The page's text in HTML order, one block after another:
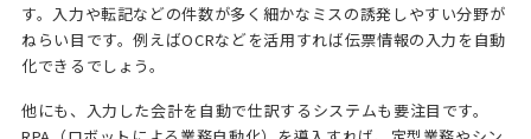
す。入力や転記などの件数が多く細かなミスの誘発しやすい分野が
ねらい目です。例えばOCRなどを活用すれば伝票情報の入力を自動
化できるでしょう。
他にも、入力した会計を自動で仕訳するシステムも要注目です。